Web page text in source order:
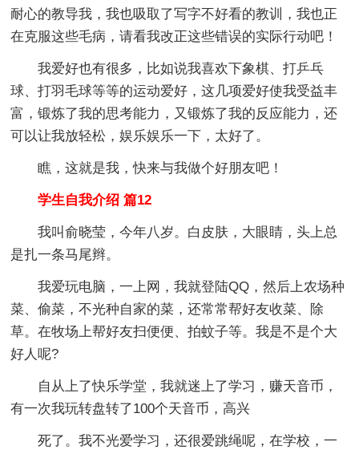
耐心的教导我，我也吸取了写字不好看的教训，我也正
在克服这些毛病，请看我改正这些错误的实际行动吧！
我爱好也有很多，比如说我喜欢下象棋、打乒乓
球、打羽毛球等等的运动爱好，这几项爱好使我受益丰
富，锻炼了我的思考能力，又锻炼了我的反应能力，还
可以让我放轻松，娱乐娱乐一下，太好了。
瞧，这就是我，快来与我做个好朋友吧！
学生自我介绍 篇12
我叫俞晓莹，今年八岁。白皮肤，大眼睛，头上总
是扎一条马尾辫。
我爱玩电脑，一上网，我就登陆QQ，然后上农场种
菜、偷菜，不光种自家的菜，还常常帮好友收菜、除
草。在牧场上帮好友扫便便、拍蚊子等。我是不是个大
好人呢?
自从上了快乐学堂，我就迷上了学习，赚天音币，
有一次我玩转盘转了100个天音币，高兴
死了。我不光爱学习，还很爱跳绳呢，在学校，一